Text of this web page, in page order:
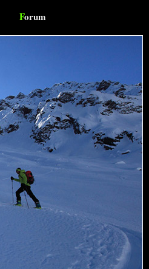
Forum